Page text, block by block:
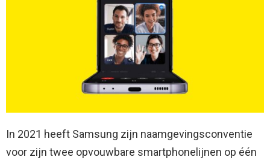
In 2021 heeft Samsung zijn naamgevingsconventie
voor zijn twee opvouwbare smartphonelijnen op één